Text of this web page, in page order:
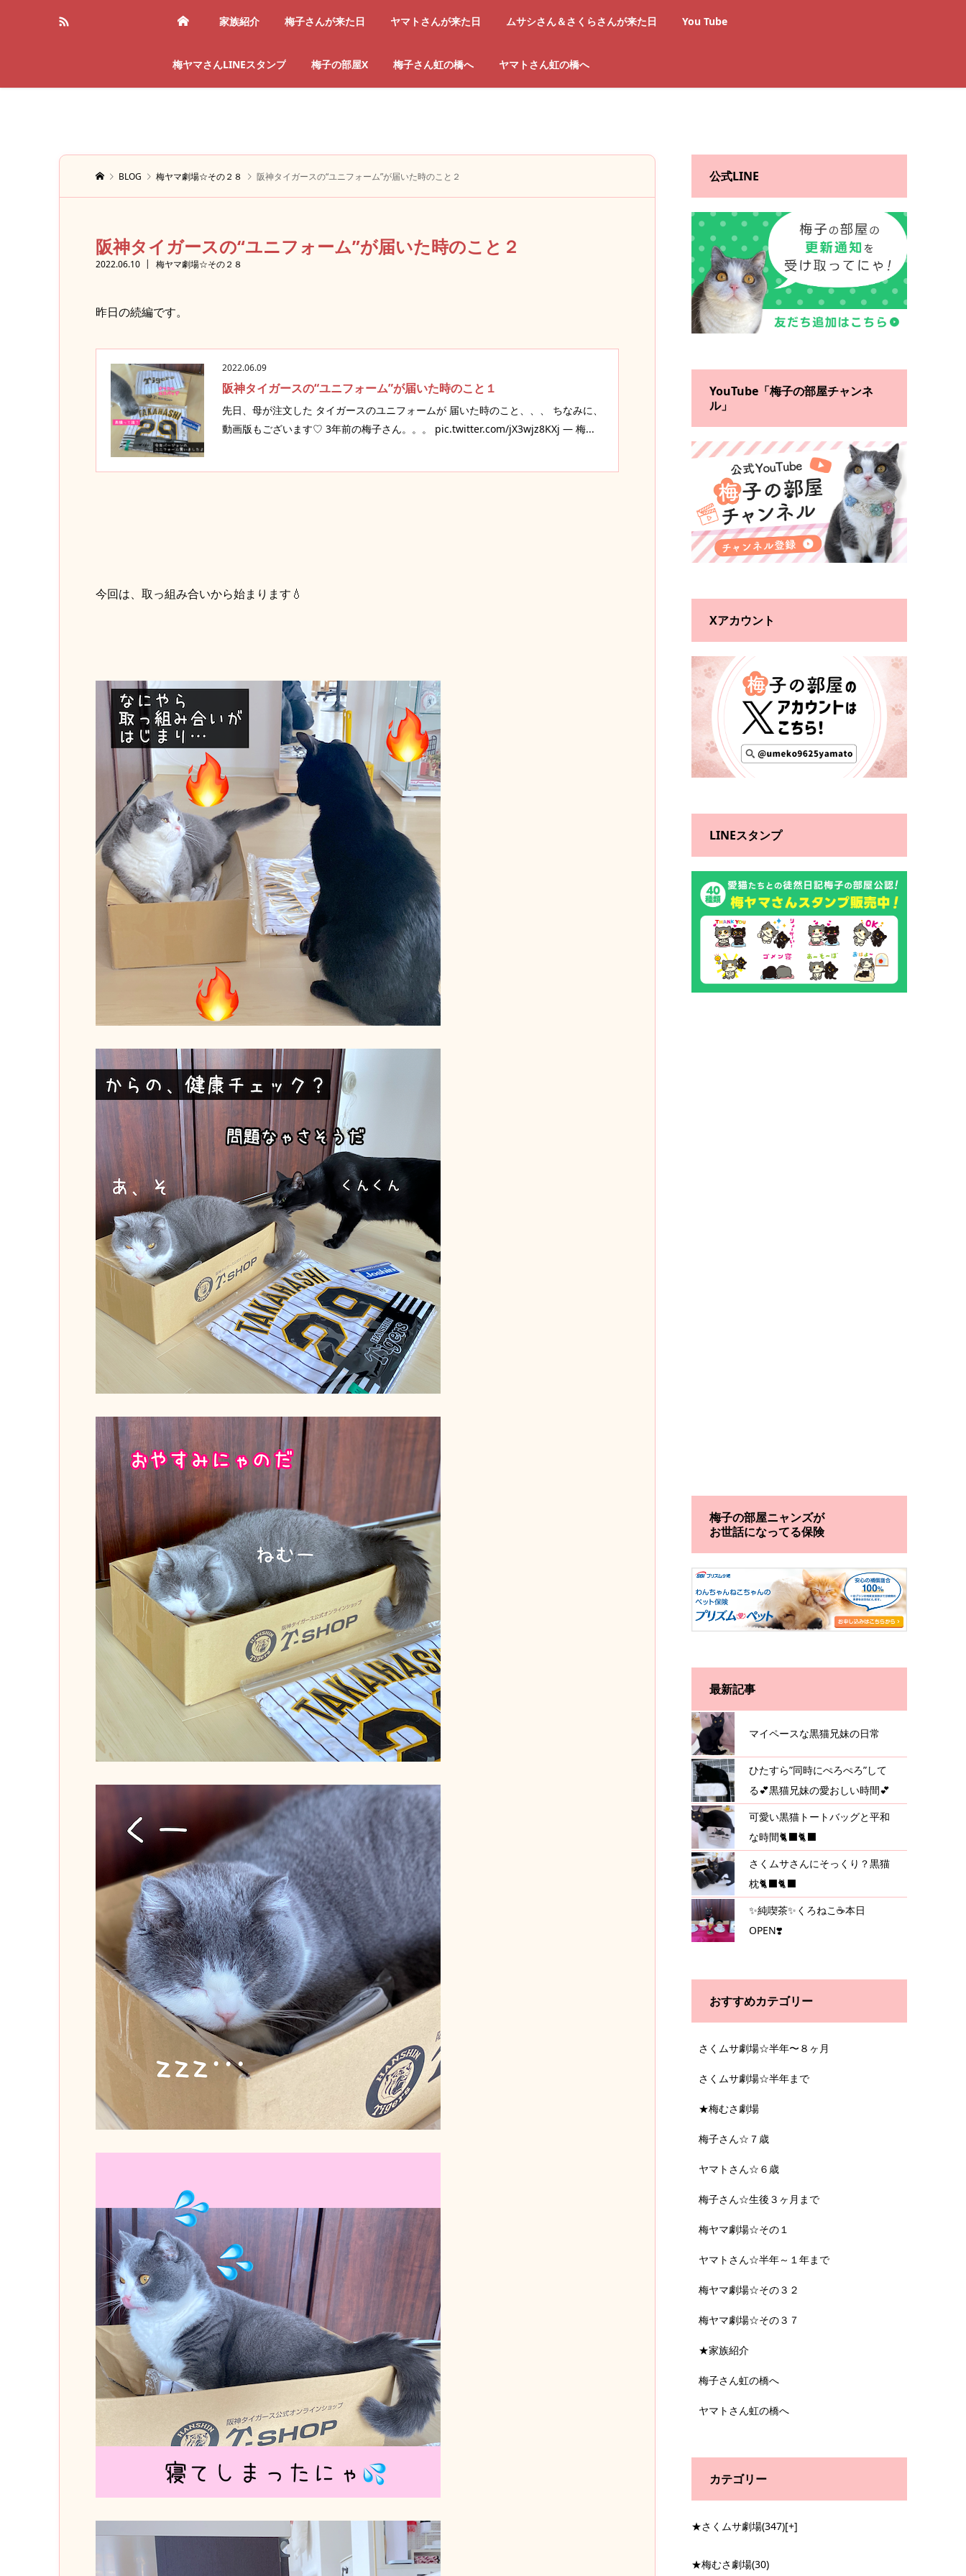
家族紹介 梅子さんが来た日 ヤマトさんが来た日 ムサシさん＆さくらさんが来た日 You Tube
梅ヤマさんLINEスタンプ 梅子の部屋X 梅子さん虹の橋へ ヤマトさん虹の橋へ
BLOG 梅ヤマ劇場☆その２８ 阪神タイガースの“ユニフォーム”が届いた時のこと２
阪神タイガースの“ユニフォーム”が届いた時のこと２
2022.06.10 梅ヤマ劇場☆その２８
昨日の続編です。
2022.06.09
阪神タイガースの“ユニフォーム”が届いた時のこと１
先日、母が注文した タイガースのユニフォームが 届いた時のこと、、、 ちなみに、
動画版もございます♡ 3年前の梅子さん。。。 pic.twitter.com/jX3wjz8KXj — 梅...
今回は、取っ組み合いから始まります💧
公式LINE
YouTube「梅子の部屋チャンネ
ル」
Xアカウント
LINEスタンプ
梅子の部屋ニャンズが
お世話になってる保険
最新記事
マイペースな黒猫兄妹の日常
ひたすら”同時にぺろぺろ”して
る💕黒猫兄妹の愛おしい時間💕
可愛い黒猫トートバッグと平和
な時間🐈‍⬛🐈‍⬛
さくムサさんにそっくり？黒猫
枕🐈‍⬛🐈‍⬛
✨純喫茶✨くろねこ☕️本日
OPEN❣️
おすすめカテゴリー
さくムサ劇場☆半年〜８ヶ月
さくムサ劇場☆半年まで
★梅むさ劇場
梅子さん☆７歳
ヤマトさん☆６歳
梅子さん☆生後３ヶ月まで
梅ヤマ劇場☆その１
ヤマトさん☆半年～１年まで
梅ヤマ劇場☆その３２
梅ヤマ劇場☆その３７
★家族紹介
梅子さん虹の橋へ
ヤマトさん虹の橋へ
カテゴリー
★さくムサ劇場(347)[+]
★梅むさ劇場(30)